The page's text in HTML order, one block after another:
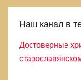
Наш канал в
Достоверные